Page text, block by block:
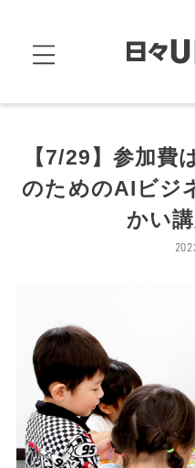
【7/29】参加費
のためのAIビジ
かい講